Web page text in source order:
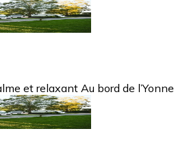
et relaxant Au bord de l’Yonne